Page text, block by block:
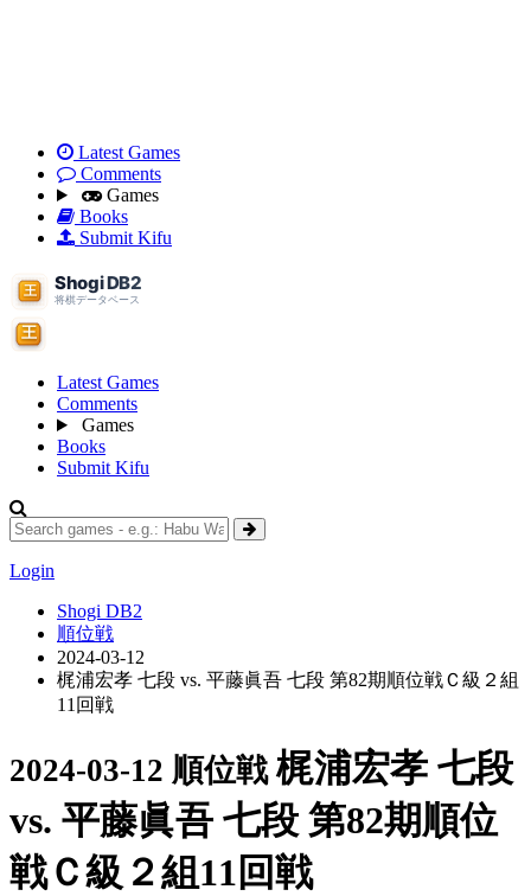
Latest Games
Comments
Games
Books
Submit Kifu
Latest Games
Comments
Games
Books
Submit Kifu
Login
Shogi DB2
順位戦
2024-03-12
梶浦宏孝 七段 vs. 平藤眞吾 七段 第82期順位戦Ｃ級２組
11回戦
2024-03-12 順位戦 梶浦宏孝 七段
vs. 平藤眞吾 七段 第82期順位
戦Ｃ級２組11回戦